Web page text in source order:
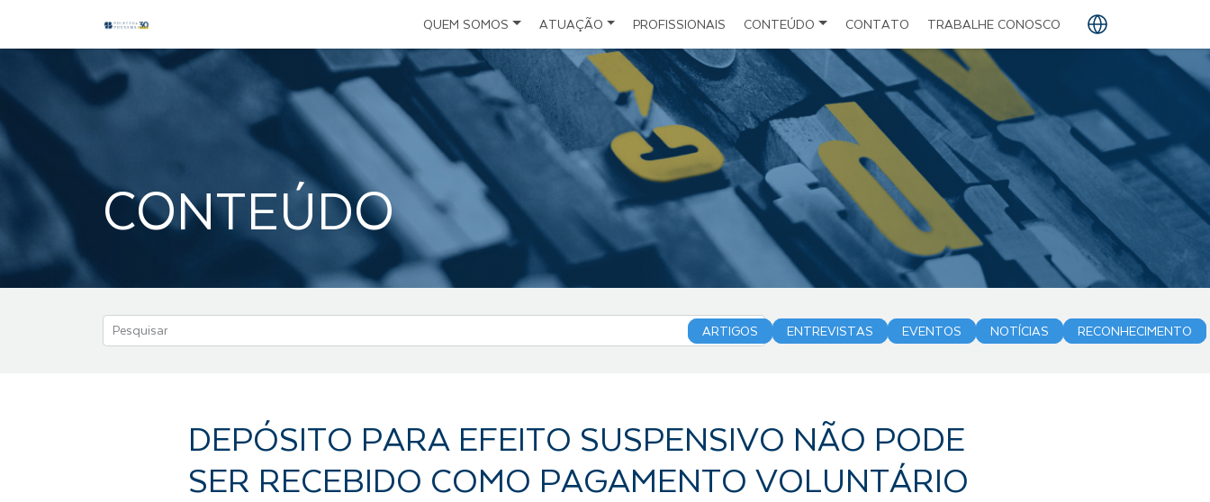
QUEM SOMOS
Escritório
Estrutura
Políticas
Folder Institucional
ATUAÇÃO
Direito do Seguro
Direito Administrativo e da Infraestrutura
Direito Civil Empresarial
Planejamento Sucessório
Direito Digital
Investimentos Estrangeiros
PROFISSIONAIS CONTEÚDO
Notícias
Artigos
Eventos
CONTATO
TRABALHE CONOSCO
PT
ES
CONTEÚDO
ARTIGOS ENTREVISTAS EVENTOS NOTÍCIAS RECONHECIMENTO
DEPÓSITO PARA EFEITO SUSPENSIVO NÃO PODE
SER RECEBIDO COMO PAGAMENTO VOLUNTÁRIO